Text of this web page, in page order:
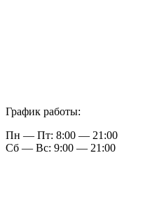
График работы:
Пн — Пт: 8:00 — 21:00
Сб — Вс: 9:00 — 21:00